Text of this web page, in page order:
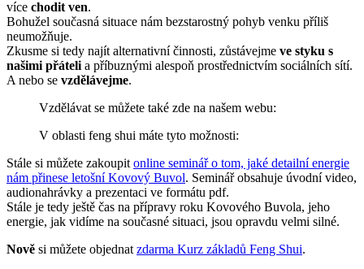
více chodit ven.
Bohužel současná situace nám bezstarostný pohyb venku příliš
neumožňuje.
Zkusme si tedy najít alternativní činnosti, zůstávejme ve styku s
našimi přáteli a příbuznými alespoň prostřednictvím sociálních sítí.
A nebo se vzdělávejme.
Vzdělávat se můžete také zde na našem webu:
V oblasti feng shui máte tyto možnosti:
Stále si můžete zakoupit online seminář o tom, jaké detailní energie
nám přinese letošní Kovový Buvol. Seminář obsahuje úvodní video,
audionahrávky a prezentaci ve formátu pdf.
Stále je tedy ještě čas na přípravy roku Kovového Buvola, jeho
energie, jak vidíme na současné situaci, jsou opravdu velmi silné.
Nově si můžete objednat zdarma Kurz základů Feng Shui.